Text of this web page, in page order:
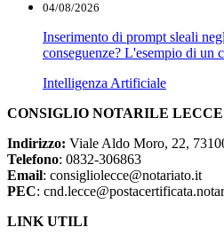
04/08/2026
Inserimento di prompt sleali
conseguenze? L'esempio di un
Intelligenza Artificiale
CONSIGLIO NOTARILE LECCE
Indirizzo: Viale Aldo Moro, 22,
Telefono: 0832-306863
Email: consigliolecce@notariato.it
PEC:
LINK UTILI